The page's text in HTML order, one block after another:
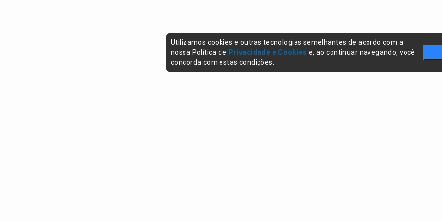
Utilizamos cookies e outras tecnologias semelhantes de acordo com a
nossa Política de Privacidade e Cookies e, ao continuar navegando, você
concorda com estas condições.